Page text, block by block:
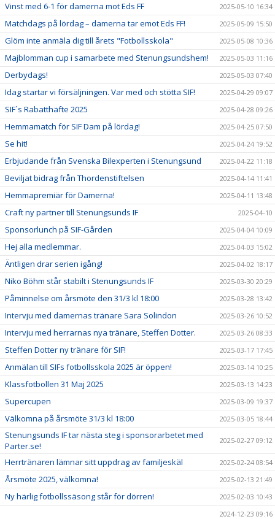
Vinst med 6-1 för damerna mot Eds FF 2025-05-10 16:34
Matchdags på lördag – damerna tar emot Eds FF! 2025-05-09 15:50
Glöm inte anmäla dig till årets "Fotbollsskola" 2025-05-08 10:36
Majblomman cup i samarbete med Stenungsundshem! 2025-05-03 11:16
Derbydags! 2025-05-03 07:40
Idag startar vi försäljningen. Var med och stötta SIF! 2025-04-29 09:07
SIF´s Rabatthäfte 2025 2025-04-28 09:26
Hemmamatch för SIF Dam på lördag! 2025-04-25 07:50
Se hit! 2025-04-24 19:52
Erbjudande från Svenska Bilexperten i Stenungsund 2025-04-22 11:18
Beviljat bidrag från Thordenstiftelsen 2025-04-14 11:41
Hemmapremiär för Damerna! 2025-04-11 13:48
Craft ny partner till Stenungsunds IF 2025-04-10
Sponsorlunch på SIF-Gården 2025-04-04 10:09
Hej alla medlemmar. 2025-04-03 15:02
Äntligen drar serien igång! 2025-04-02 18:17
Niko Böhm står stabilt i Stenungsunds IF 2025-03-30 20:29
Påminnelse om årsmöte den 31/3 kl 18:00 2025-03-28 13:42
Intervju med damernas tränare Sara Solindon 2025-03-26 10:52
Intervju med herrarnas nya tränare, Steffen Dotter. 2025-03-26 08:33
Steffen Dotter ny tränare för SIF! 2025-03-17 17:45
Anmälan till SIFs fotbollsskola 2025 är öppen! 2025-03-14 10:25
Klassfotbollen 31 Maj 2025 2025-03-13 14:23
Supercupen 2025-03-09 19:37
Välkomna på årsmöte 31/3 kl 18:00 2025-03-05 18:44
Stenungsunds IF tar nästa steg i sponsorarbetet med
Parter.se!
2025-02-27 09:12
Herrtränaren lämnar sitt uppdrag av familjeskäl 2025-02-24 08:54
Årsmöte 2025, välkomna! 2025-02-13 21:49
Ny härlig fotbollssäsong står för dörren!
2025-02-03 10:43
2024-12-23 09:16